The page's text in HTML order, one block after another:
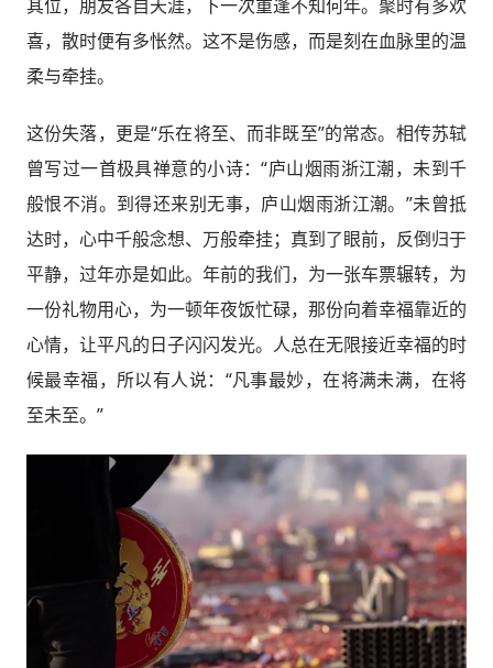
其位，朋友各自天涯，下一次重逢不知何年。聚时有多欢
喜，散时便有多怅然。这不是伤感，而是刻在血脉里的温
柔与牵挂。
这份失落，更是“乐在将至、而非既至”的常态。相传苏轼
曾写过一首极具禅意的小诗：“庐山烟雨浙江潮，未到千
般恨不消。到得还来别无事，庐山烟雨浙江潮。”未曾抵
达时，心中千般念想、万般牵挂；真到了眼前，反倒归于
平静，过年亦是如此。年前的我们，为一张车票辗转，为
一份礼物用心，为一顿年夜饭忙碌，那份向着幸福靠近的
心情，让平凡的日子闪闪发光。人总在无限接近幸福的时
候最幸福，所以有人说：“凡事最妙，在将满未满，在将
至未至。”